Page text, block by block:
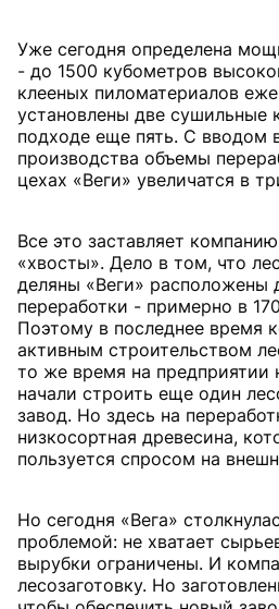
Уже сегодня определена
- до 1500 кубометров
клееных пиломатериалов
установлены две сушильные
подходе еще пять. С вводом
производства объемы
цехах «Веги» увеличатся в
Все это заставляет
«хвосты». Дело в том, что
деляны «Веги» расположены
переработки - примерно в
Поэтому в последнее время
активным строительством
то же время на предприятии
начали строить еще один
завод. Но здесь на
низкосортная древесина,
пользуется спросом на
Но сегодня «Вега»
проблемой: не хватает
вырубки ограничены. И
лесозаготовку. Но